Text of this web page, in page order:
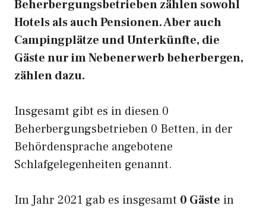
Beherbergungsbetrieben zählen sowohl
Hotels als auch Pensionen. Aber auch
Campingplätze und Unterkünfte, die
Gäste nur im Nebenerwerb beherbergen,
zählen dazu.
Insgesamt gibt es in diesen 0
Beherbergungsbetrieben 0 Betten, in der
Behördensprache angebotene
Schlafgelegenheiten genannt.
Im Jahr 2021 gab es insgesamt 0 Gäste in